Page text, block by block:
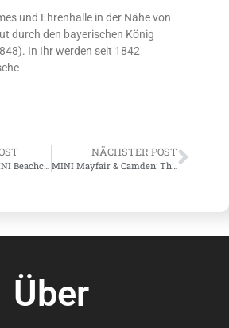
und Ehrenhalle in der Nähe von
durch den bayerischen König
In Ihr werden seit 1842
NÄCHSTER POST
Über